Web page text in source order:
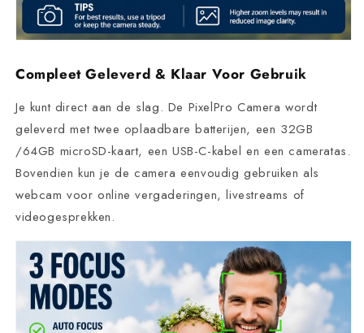
Compleet Geleverd & Klaar Voor Gebruik
Je kunt direct aan de slag. De PixelPro Camera wordt
geleverd met twee oplaadbare batterijen, een 32GB
/64GB microSD-kaart, een USB-C-kabel en een cameratas.
Bovendien kun je de camera eenvoudig gebruiken als
webcam voor online vergaderingen, livestreams of
videogesprekken.